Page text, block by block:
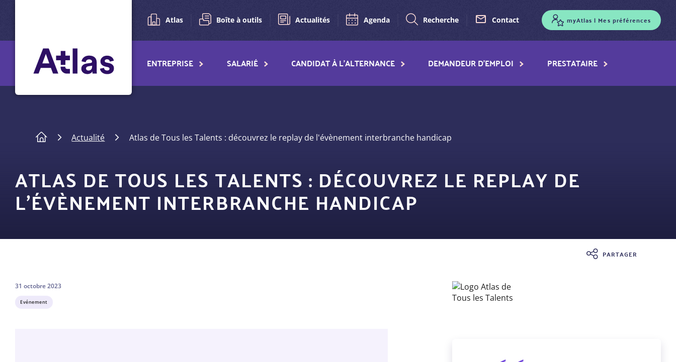
principal
Pré-
navigation
Atlas Boîte à outils Actualités Agenda Recherche Contact myAtlas | Mes préférences
Navigation
principale
ENTREPRISE SALARIÉ CANDIDAT À L'ALTERNANCE DEMANDEUR D'EMPLOI PRESTATAIRE
Actualité Atlas de Tous les Talents : découvrez le replay de l'évènement interbranche handicap
ATLAS DE TOUS LES TALENTS : DÉCOUVREZ LE REPLAY DE
L'ÉVÈNEMENT INTERBRANCHE HANDICAP
PARTAGER
Evénement
31 octobre 2023